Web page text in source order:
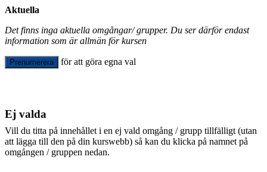
Aktuella
Det finns inga aktuella omgångar/ grupper. Du ser därför endast
information som är allmän för kursen
Prenumerera för att göra egna val
Ej valda
Vill du titta på innehållet i en ej vald omgång / grupp tillfälligt (utan
att lägga till den på din kurswebb) så kan du klicka på namnet på
omgången / gruppen nedan.